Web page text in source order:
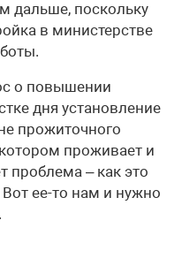
дальше, поскольку
в министерстве
о повышении
дня установление
прожиточного
проживает и
проблема – как это
Вот ее-то нам и нужно